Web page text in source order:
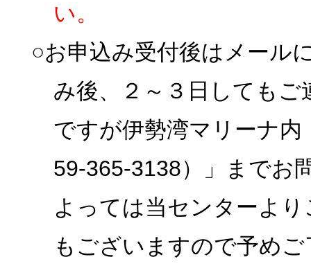
い。
○お申込み受付後はメール
み後、２～３日しても
ですが伊勢湾マリーナ
59-365-3138）」までお
よっては当センターよ
もございますので予め